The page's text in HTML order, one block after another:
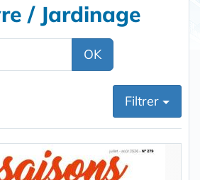
/ Jardinage
OK
Filtrer